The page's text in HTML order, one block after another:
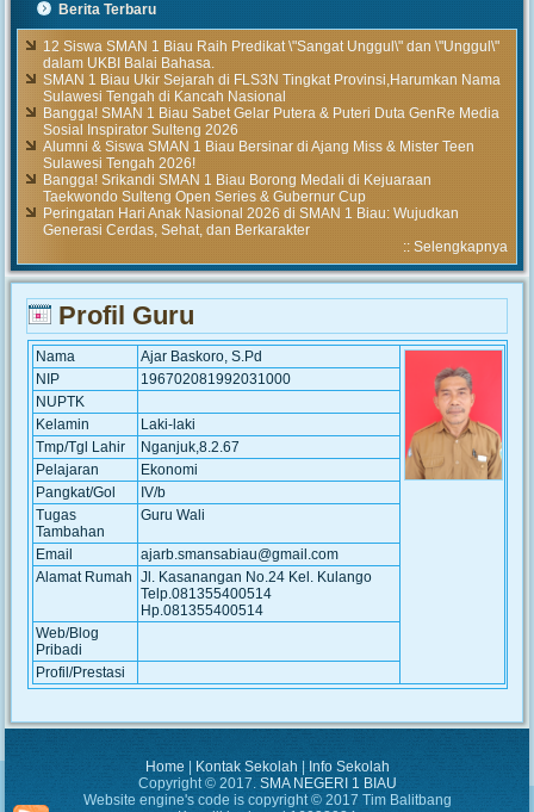
Berita Terbaru
12 Siswa SMAN 1 Biau Raih Predikat \"Sangat Unggul\" dan \"Unggul\"
dalam UKBI Balai Bahasa.
SMAN 1 Biau Ukir Sejarah di FLS3N Tingkat Provinsi,Harumkan Nama
Sulawesi Tengah di Kancah Nasional
Bangga! SMAN 1 Biau Sabet Gelar Putera & Puteri Duta GenRe Media
Sosial Inspirator Sulteng 2026
Alumni & Siswa SMAN 1 Biau Bersinar di Ajang Miss & Mister Teen
Sulawesi Tengah 2026!
Bangga! Srikandi SMAN 1 Biau Borong Medali di Kejuaraan
Taekwondo Sulteng Open Series & Gubernur Cup
Peringatan Hari Anak Nasional 2026 di SMAN 1 Biau: Wujudkan
Generasi Cerdas, Sehat, dan Berkarakter
:: Selengkapnya
Profil Guru
Nama
Ajar Baskoro, S.Pd
NIP
196702081992031000
NUPTK
Kelamin
Laki-laki
Tmp/Tgl Lahir
Nganjuk,8.2.67
Pelajaran
Ekonomi
Pangkat/Gol
IV/b
Tugas
Tambahan
Guru Wali
Email
ajarb.smansabiau@gmail.com
Alamat Rumah
Jl. Kasanangan No.24 Kel. Kulango
Telp.081355400514
Hp.081355400514
Web/Blog
Pribadi
Profil/Prestasi
Home Kontak Sekolah
Info Sekolah
Copyright © 2017. SMA NEGERI 1 BIAU
Website engine's code is copyright © 2017 Tim Balitbang